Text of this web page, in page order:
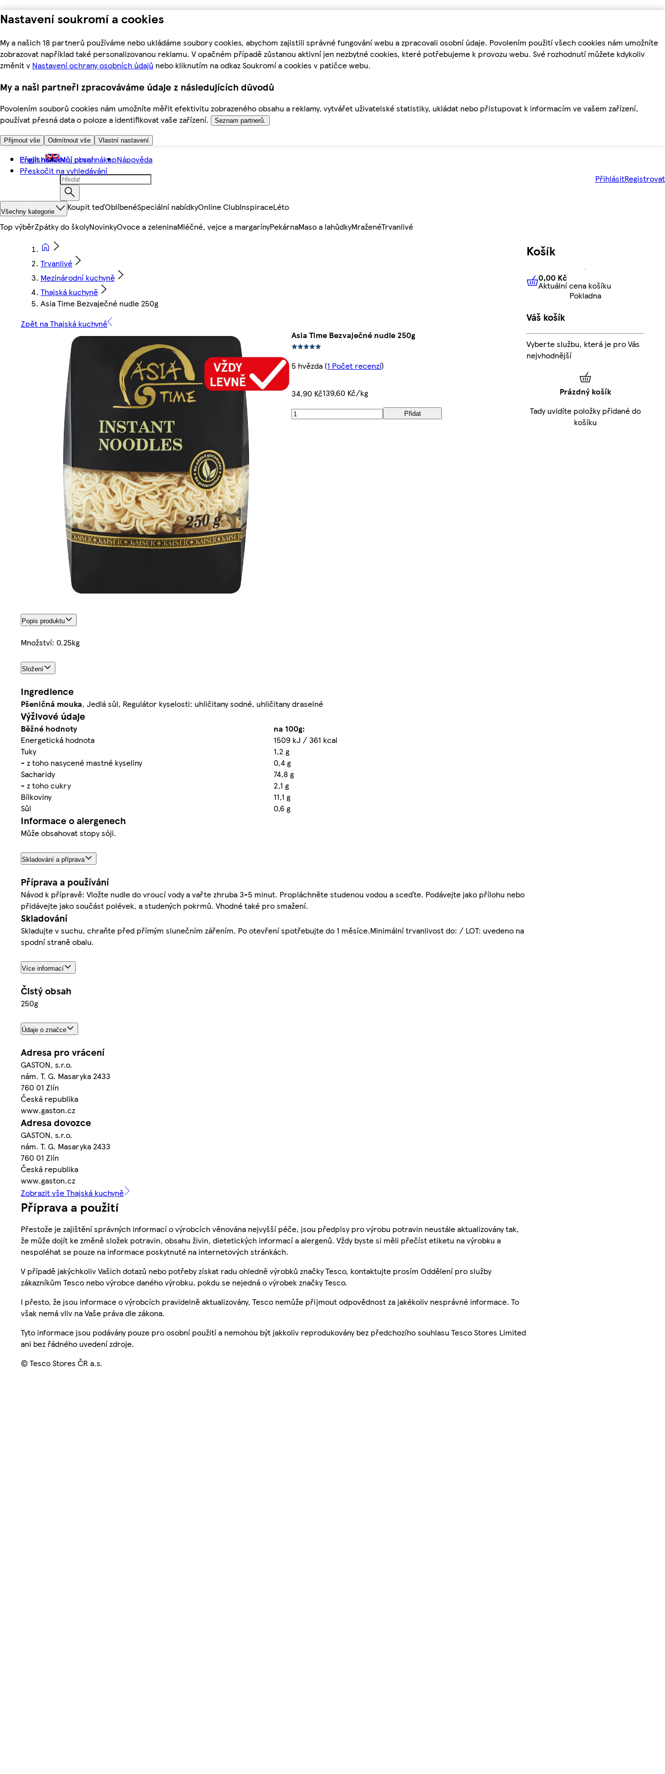
Nastavení soukromí a cookies
My a našich 18 partnerů používáme nebo ukládáme soubory cookies, abychom zajistili správné fungování webu a zpracovali osobní údaje. Povolením použití všech cookies nám umožníte
zobrazovat například také personalizovanou reklamu. V opačném případě zůstanou aktivní jen nezbytné cookies, které potřebujeme k provozu webu. Své rozhodnutí můžete kdykoliv
změnit v Nastavení ochrany osobních údajů nebo kliknutím na odkaz Soukromí a cookies v patičce webu.
My a naši partneři zpracováváme údaje z následujících důvodů
Povolením souborů cookies nám umožníte měřit efektivitu zobrazeného obsahu a reklamy, vytvářet uživatelské statistiky, ukládat nebo přistupovat k informacím ve vašem zařízení,
používat přesná data o poloze a identifikovat vaše zařízení.
Seznam partnerů.
Přijmout vše Odmítnout vše Vlastní nastavení
Přejít na hlavní obsah
Přeskočit na vyhledávání
English Můj první nákupNápověda
PřihlásitRegistrovat
Všechny kategorie Koupit teďOblíbenéSpeciální nabídkyOnline ClubInspiraceLéto
Top výběrZpátky do školyNovinkyOvoce a zeleninaMléčné, vejce a margarínyPekárnaMaso a lahůdkyMraženéTrvanlivé
Trvanlivé
Mezinárodní kuchyně
Thajská kuchyně
Asia Time Bezvaječné nudle 250g
Zpět na Thajská kuchyně
Asia Time Bezvaječné nudle 250g
5 hvězda (1 Počet recenzí)
34,90 Kč139,60 Kč/kg
Přidat
Popis produktu
Množství: 0.25kg
Složení
Ingredience
Pšeničná mouka, Jedlá sůl, Regulátor kyselosti: uhličitany sodné, uhličitany draselné
Výživové údaje
Běžné hodnoty
na 100g:
Energetická hodnota
1509 kJ / 361 kcal
Tuky
1,2 g
- z toho nasycené mastné kyseliny
0,4 g
Sacharidy
74,8 g
- z toho cukry
2,1 g
Bílkoviny
11,1 g
Sůl
0,6 g
Informace o alergenech
Může obsahovat stopy sóji.
Skladování a příprava
Příprava a používání
Návod k přípravě: Vložte nudle do vroucí vody a vařte zhruba 3-5 minut. Propláchněte studenou vodou a sceďte. Podávejte jako přílohu nebo
přidávejte jako součást polévek, a studených pokrmů. Vhodné také pro smažení.
Skladování
Skladujte v suchu, chraňte před přímým slunečním zářením. Po otevření spotřebujte do 1 měsíce.Minimální trvanlivost do: / LOT: uvedeno na
spodní straně obalu.
Více informací
Čistý obsah
250g
Údaje o značce
Adresa pro vrácení
GASTON, s.r.o.
nám. T. G. Masaryka 2433
760 01 Zlín
Česká republika
www.gaston.cz
Adresa dovozce
GASTON, s.r.o.
nám. T. G. Masaryka 2433
760 01 Zlín
Česká republika
www.gaston.cz
Zobrazit vše Thajská kuchyně
Příprava a použití
Přestože je zajištění správných informací o výrobcích věnována nejvyšší péče, jsou předpisy pro výrobu potravin neustále aktualizovány tak,
že může dojít ke změně složek potravin, obsahu živin, dietetických informací a alergenů. Vždy byste si měli přečíst etiketu na výrobku a
nespoléhat se pouze na informace poskytnuté na internetových stránkách.
V případě jakýchkoliv Vašich dotazů nebo potřeby získat radu ohledně výrobků značky Tesco, kontaktujte prosím Oddělení pro služby
zákazníkům Tesco nebo výrobce daného výrobku, pokdu se nejedná o výrobek značky Tesco.
I přesto, že jsou informace o výrobcích pravidelně aktualizovány, Tesco nemůže přijmout odpovědnost za jakékoliv nesprávné informace. To
však nemá vliv na Vaše práva dle zákona.
Tyto informace jsou podávány pouze pro osobní použití a nemohou být jakkoliv reprodukovány bez předchozího souhlasu Tesco Stores Limited
ani bez řádného uvedení zdroje.
© Tesco Stores ČR a.s.
Košík
0,00 KčAktuální cena košíku
0,00 Kč
Aktuální cena košíku
Pokladna
Váš košík
Vyberte službu, která je pro Vás
nejvhodnější
Prázdný košík
Tady uvidíte položky přidané do
košíku